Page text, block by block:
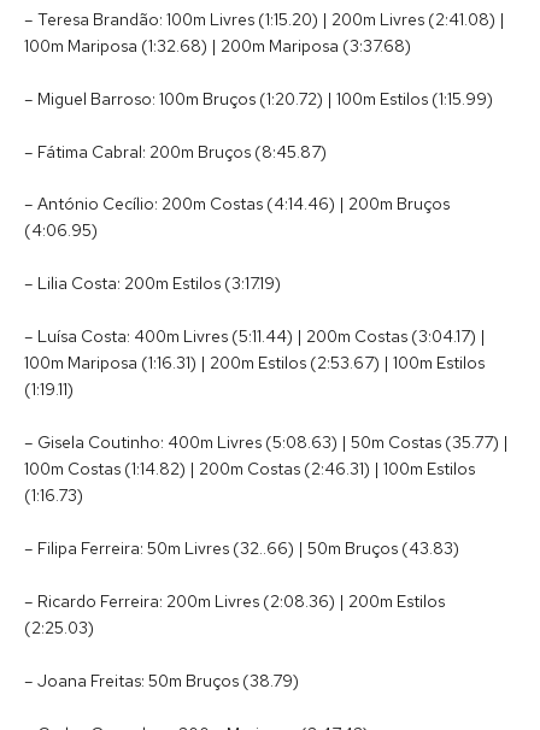
– Teresa Brandão: 100m Livres (1:15.20) | 200m Livres (2:41.08) |
100m Mariposa (1:32.68) | 200m Mariposa (3:37.68)
– Miguel Barroso: 100m Bruços (1:20.72) | 100m Estilos (1:15.99)
– Fátima Cabral: 200m Bruços (8:45.87)
– António Cecílio: 200m Costas (4:14.46) | 200m Bruços
(4:06.95)
– Lilia Costa: 200m Estilos (3:17.19)
– Luísa Costa: 400m Livres (5:11.44) | 200m Costas (3:04.17) |
100m Mariposa (1:16.31) | 200m Estilos (2:53.67) | 100m Estilos
(1:19.11)
– Gisela Coutinho: 400m Livres (5:08.63) | 50m Costas (35.77) |
100m Costas (1:14.82) | 200m Costas (2:46.31) | 100m Estilos
(1:16.73)
– Filipa Ferreira: 50m Livres (32..66) | 50m Bruços (43.83)
– Ricardo Ferreira: 200m Livres (2:08.36) | 200m Estilos
(2:25.03)
– Joana Freitas: 50m Bruços (38.79)